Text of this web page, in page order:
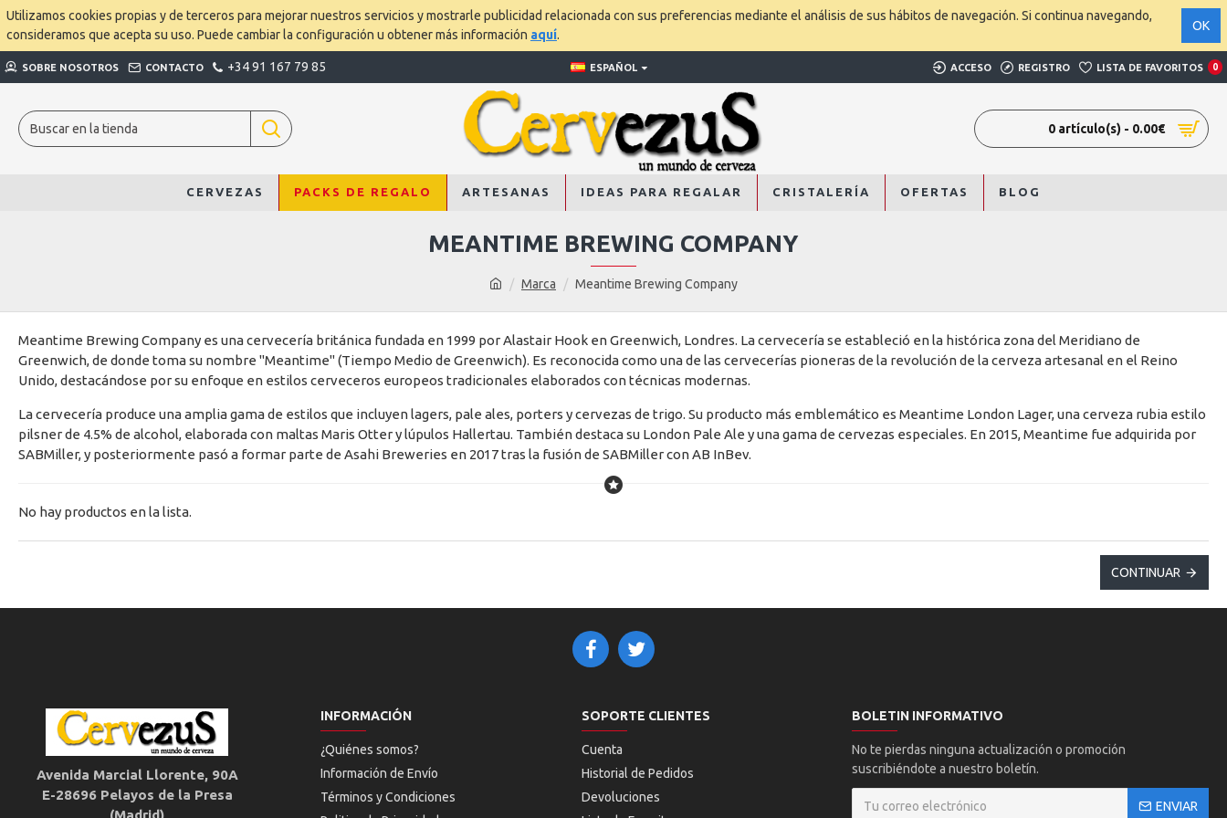
Utilizamos cookies propias y de terceros para mejorar nuestros servicios y mostrarle publicidad relacionada con sus preferencias mediante el análisis de sus hábitos de navegación. Si continua navegando,
consideramos que acepta su uso. Puede cambiar la configuración u obtener más información aquí.
OK
SOBRE NOSOTROS CONTACTO +34 91 167 79 85 ESPAÑOL ACCESO REGISTRO LISTA DE FAVORITOS 0
0 artículo(s) - 0.00€
CERVEZAS PACKS DE REGALO ARTESANAS IDEAS PARA REGALAR CRISTALERÍA OFERTAS BLOG
Marca Meantime Brewing Company
MEANTIME BREWING COMPANY
Meantime Brewing Company es una cervecería británica fundada en 1999 por Alastair Hook en Greenwich, Londres. La cervecería se estableció en la histórica zona del Meridiano de
Greenwich, de donde toma su nombre "Meantime" (Tiempo Medio de Greenwich). Es reconocida como una de las cervecerías pioneras de la revolución de la cerveza artesanal en el Reino
Unido, destacándose por su enfoque en estilos cerveceros europeos tradicionales elaborados con técnicas modernas.
La cervecería produce una amplia gama de estilos que incluyen lagers, pale ales, porters y cervezas de trigo. Su producto más emblemático es Meantime London Lager, una cerveza rubia estilo
pilsner de 4.5% de alcohol, elaborada con maltas Maris Otter y lúpulos Hallertau. También destaca su London Pale Ale y una gama de cervezas especiales. En 2015, Meantime fue adquirida por
SABMiller, y posteriormente pasó a formar parte de Asahi Breweries en 2017 tras la fusión de SABMiller con AB InBev.
No hay productos en la lista.
CONTINUAR
Avenida Marcial Llorente, 90A
E-28696 Pelayos de la Presa
(Madrid)
INFORMACIÓN
¿Quiénes somos?
Información de Envío
Términos y Condiciones
SOPORTE CLIENTES
Cuenta
Historial de Pedidos
Devoluciones
BOLETIN INFORMATIVO
No te pierdas ninguna actualización o promoción
suscribiéndote a nuestro boletín.
ENVIAR